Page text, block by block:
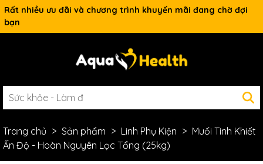
Rất nhiều ưu đãi và chương trình khuyến mãi đang chờ đợi
bạn
Trang chủ Sản phẩm Linh Phụ Kiện
Muối Tinh Khiết
Ấn Độ - Hoàn Nguyên Lọc Tổng (25kg)